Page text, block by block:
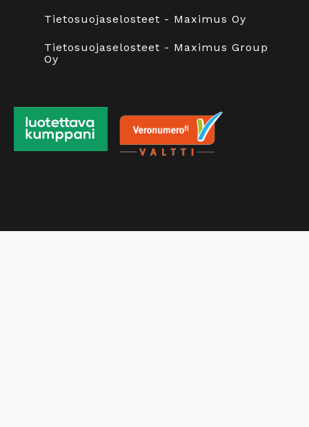
Tietosuojaselosteet - Maximus Oy
Tietosuojaselosteet - Maximus Group
Oy